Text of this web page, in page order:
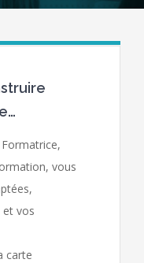
vous
et vos
carte